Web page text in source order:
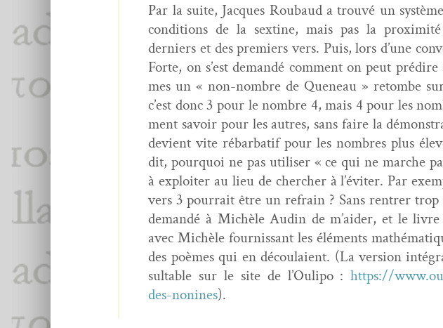
Par la suite, Jacques Roubaud a trou­vé un
con­di­tions de la sex­tine, mais pas la
derniers et des pre­miers vers. Puis, lors d’une
Forte, on s’est demandé com­ment on peut
mes un « non-nom­bre de Que­neau » retombe
c’est donc 3 pour le nom­bre 4, mais 4 pour les
ment savoir pour les autres, sans faire la
devient vite rébar­batif pour les nom­bres plus
dit, pourquoi ne pas utilis­er « ce qui ne marche
à exploiter au lieu de chercher à l’éviter. Par
vers 3 pour­rait être un refrain ? Sans ren­tr­er trop
demandé à Michèle Audin de m’aider, et le
avec Michèle four­nissant les élé­ments
des poèmes qui en découlaient. (La ver­sion
sultable sur le site de l’Oulipo :https://
des-nonines).